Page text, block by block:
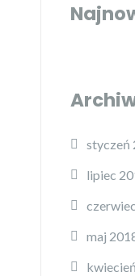
styczeń
lipiec
maj